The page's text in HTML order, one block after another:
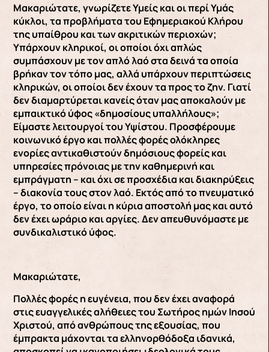
Μακαριώτατε, γνωρίζετε Υμείς και οι περί Υμάς
κύκλοι, τα προβλήματα του Εφημεριακού Κλήρου
της υπαίθρου και των ακριτικών περιοχών;
Υπάρχουν κληρικοί, οι οποίοι όχι απλώς
συμπάσχουν με τον απλό λαό στα δεινά τα οποία
βρήκαν τον τόπο μας, αλλά υπάρχουν περιπτώσεις
κληρικών, οι οποίοι δεν έχουν τα προς το ζην. Γιατί
δεν διαμαρτύρεται κανείς όταν μας αποκαλούν με
εμπαικτικό ύφος «δημοσίους υπαλλήλους»;
Είμαστε λειτουργοί του Υψίστου. Προσφέρουμε
κοινωνικό έργο και πολλές φορές ολόκληρες
ενορίες αντικαθιστούν δημόσιους φορείς και
υπηρεσίες πρόνοιας με την καθημερινή και
εμπράγματη – και όχι σε προσχέδια και διακηρύξεις
– διακονία τους στον λαό. Εκτός από το πνευματικό
έργο, το οποίο είναι η κύρια αποστολή μας και αυτό
δεν έχει ωράριο και αργίες. Δεν απευθυνόμαστε με
συνδικαλιστικό ύφος.
Μακαριώτατε,
Πολλές φορές η ευγένεια, που δεν έχει αναφορά
στις ευαγγελικές αλήθειες του Σωτήρος ημών Ιησού
Χριστού, από ανθρώπους της εξουσίας, που
έμπρακτα μάχονται τα ελληνορθόδοξα ιδανικά,